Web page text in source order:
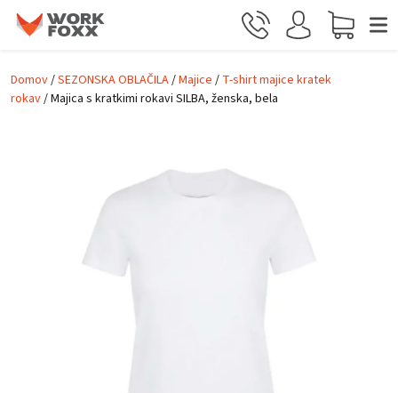
Domov/SEZONSKA OBLAČILA/Majice / T-shirt majice kratek
rokav/ Majica s kratkimi rokavi SILBA, ženska, bela